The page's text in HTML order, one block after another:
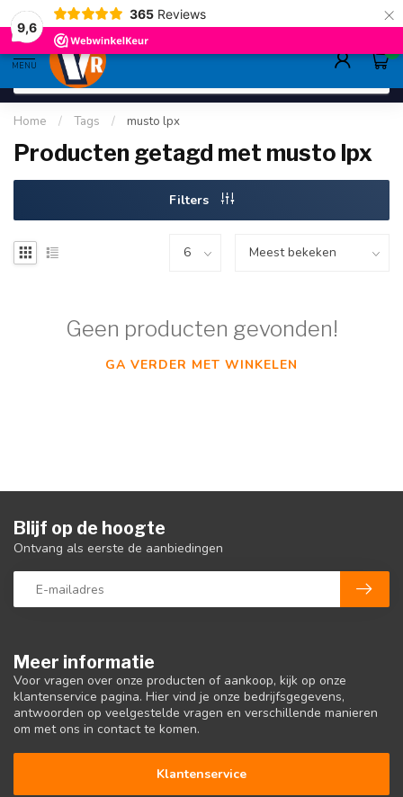
9,6
365 Reviews ×
gratis verzending>80,-
MENU
0
Home / Tags / musto lpx
Producten getagd met musto lpx
Filters
Geen producten gevonden!
GA VERDER MET WINKELEN
Meer informatie
Voor vragen over onze producten of aankoop, kijk op onze
klantenservice pagina. Hier vind je onze bedrijfsgegevens,
antwoorden op veelgestelde vragen en verschillende manieren
om met ons in contact te komen.
Klantenservice
Blijf op de hoogte
Ontvang als eerste de aanbiedingen